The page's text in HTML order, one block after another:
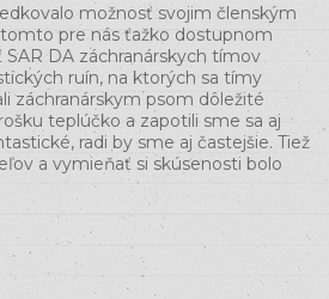
možnosť svojim členským
pre nás ťažko dostupnom
DA záchranárskych tímov
ruín, na ktorých sa tímy
záchranárskym psom dôležité
teplúčko a zapotili sme sa aj
radi by sme aj častejšie. Tiež
a vymieňať si skúsenosti bolo